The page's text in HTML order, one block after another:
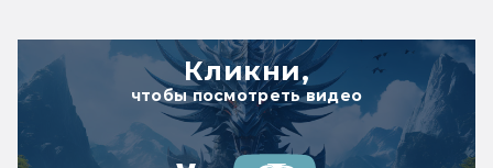
Кликни,
чтобы посмотреть видео